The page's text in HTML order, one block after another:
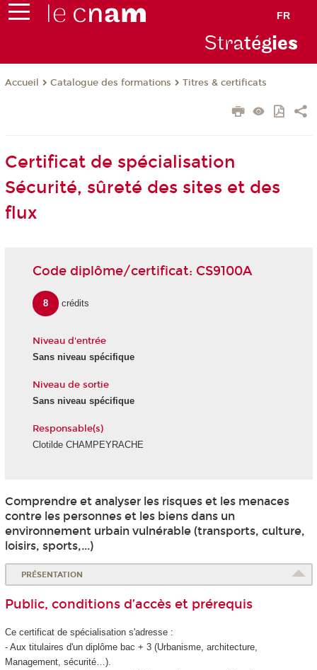
FR
Stratégies
Accueil Catalogue des formations Titres & certificats
Certificat de spécialisation
Sécurité, sûreté des sites et des
flux
Code diplôme/certificat: CS9100A
8 crédits
Niveau d'entrée
Sans niveau spécifique
Niveau de sortie
Sans niveau spécifique
Responsable(s)
Clotilde CHAMPEYRACHE
Comprendre et analyser les risques et les menaces
contre les personnes et les biens dans un
environnement urbain vulnérable (transports, culture,
loisirs, sports,...)
PRÉSENTATION
Public, conditions d’accès et prérequis
Ce certificat de spécialisations'adresse :
- Aux titulaires d'un diplôme bac + 3 (Urbanisme, architecture,
Management, sécurité…).